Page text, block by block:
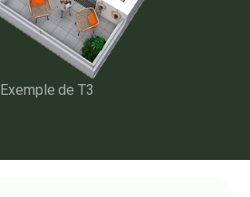
Exemple de T3